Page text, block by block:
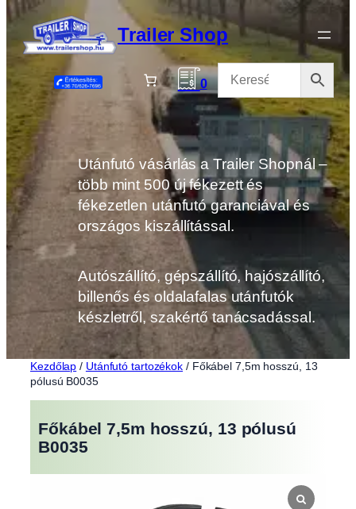
Ugrás
a
tartalomhoz
Trailer Shop
0
Utánfutó vásárlás a Trailer Shopnál –
több mint 500 új fékezett és
fékezetlen utánfutó garanciával és
országos kiszállítással.
Autószállító, gépszállító, hajószállító,
billenős és oldalafalas utánfutók
készletről, szakértő tanácsadással.
Kezdőlap / Utánfutó tartozékok / Főkábel 7,5m hosszú, 13
pólusú B0035
Főkábel 7,5m hosszú, 13 pólusú
B0035